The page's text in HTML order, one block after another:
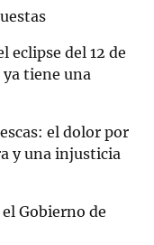
eclipse del 12 de
ya tiene una
el dolor por
y una injusticia
Gobierno de